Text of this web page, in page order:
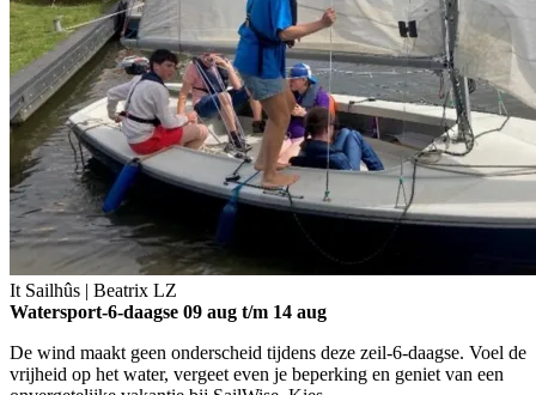
It Sailhûs | Beatrix LZ
Watersport-6-daagse 09 aug t/m 14 aug
De wind maakt geen onderscheid tijdens deze zeil-6-daagse. Voel de
vrijheid op het water, vergeet even je beperking en geniet van een